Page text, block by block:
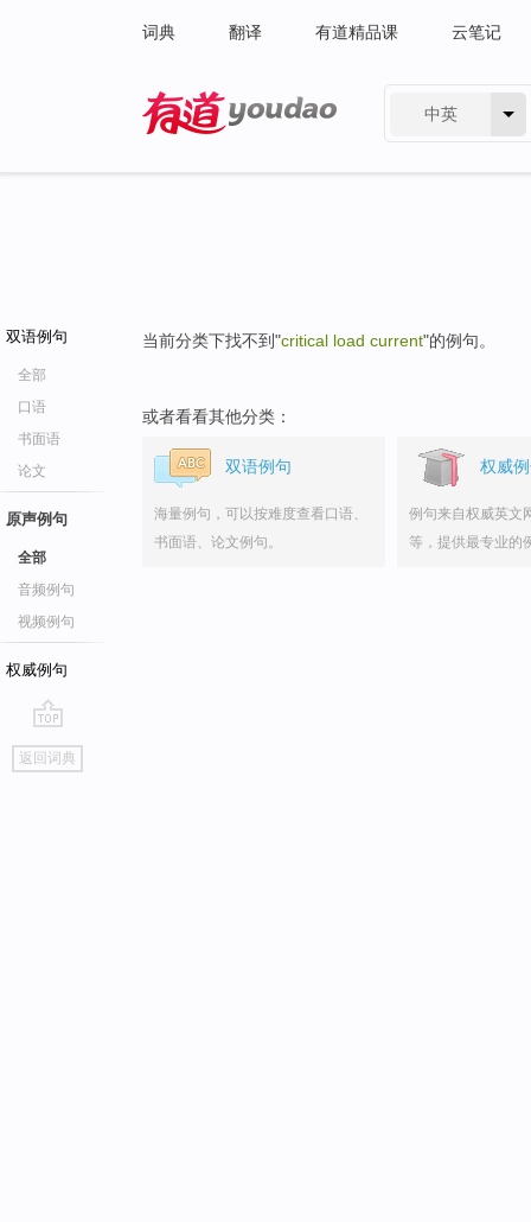
词典 翻译 有道精品课 云笔记
中英
双语例句
全部
口语
书面语
论文
原声例句
全部
音频例句
视频例句
权威例句
go
top
返回词典
当前分类下找不到"critical load current"的例句。
或者看看其他分类：
双语例句
海量例句，可以按难度查看口语、
书面语、论文例句。
权威
例句来自权威英文
等，提供最专业的